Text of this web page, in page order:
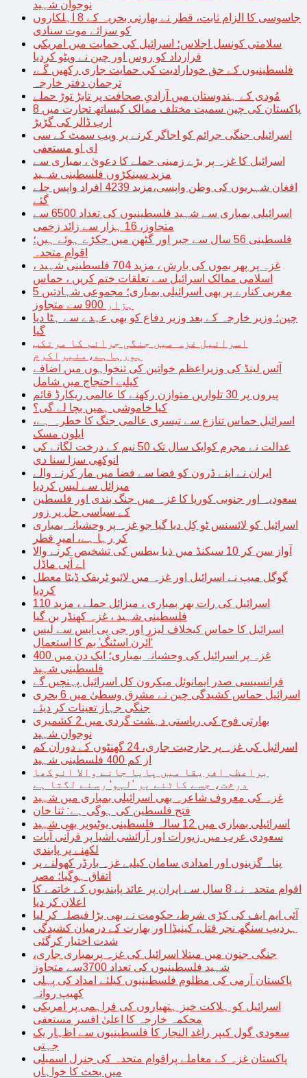
نوجوان شہید
جاسوسی کا الزام ثابت، قطر نے بھارتی بحریہ کے 8 اہلکاروں
کو سزائے موت سنادی
سلامتی کونسل اجلاس؛ اسرائیل کی حمایت میں امریکی
قرارداد کو روس اور چین نے ویٹو کردیا
فلسطینیوں کے حق خودارادیت کی حمایت جاری رکھیں گے،
ترجمان دفتر خارجہ
مُودی کے ہندوستان میں آزادیِ صحافت پر تابڑ توڑ حملے
پاکستان کی چین سمیت مختلف ممالک کیساتھ تجارت میں 8
ارب ڈالر کی گڑبڑ
اسرائیلی جنگی جرائم کو اجاگر کرنے پر ویب سمٹ کے سی
ای او مستعفی
اسرائیل کا غزہ پر بڑے زمینی حملے کا دعویٰ ، بمباری سے
مزید سینکڑوں فلسطینی شہید
افغان شہریوں کی وطن واپسی،مزید 4239 افراد واپس چلے
گئے
اسرائیلی بمباری سے شہید فلسطینیوں کی تعداد 6500 سے
متجاوز، 16 ہزار سے زائد زخمی
فلسطینی 56 سال سے جبر اور گٹھن میں جکڑے ہوئے ہیں؛
اقوامِ متحدہ
غزہ پر پھر بموں کی بارش ، مزید 704 فلسطینی شہید ،
اسلامی ممالک اسرائیل سے تعلقات ختم کریں ، حماس
مغربی کنارے پر بھی اسرائیلی بمباری؛ مجموعی شہادتیں 5
ہزار 900 سے متجاوز
چین؛ وزیر خارجہ کے بعد وزیر دفاع کو بھی عہدے سے ہٹا دیا
گیا
اسرائیل غزہ میں جنگی جرائم کا مرتکب
ہورہاہے،منیراکرم
آئس لینڈ کی وزیراعظم خواتین کی تنخواہوں میں اضافے
کیلیے احتجاج میں شامل
پیروں پر 30 تلواریں متوازن رکھنے کا عالمی ریکارڈ قائم
کیا خاموشی ہمیں بچا لے گی؟
اسرائیل حماس تنازع سے تیسری عالمی جنگ کا خطرہ ہے،
ایلون مسک
عدالت نے مجرم کوایک سال تک 50 نیم کے درخت لگانے کی
انوکھی سزا سنا دی
ایران نے اپنے ڈرون کو فضا سے فضا میں مار کرنے والے
میزائل سے لیس کردیا
سعودیہ اور جنوبی کوریا کا غزہ میں جنگ بندی اور فلسطین
کے سیاسی حل پر زور
اسرائیل کو لائسنس ٹو کِل دیا گیا جو غزہ پر وحشیانہ بمباری
کر رہا ہے، امیرِ قطر
آواز سن کر 10 سیکنڈ میں ذیا بیطس کی تشخیص کرنے والا
اے آئی ماڈل
گوگل میپ نے اسرائیل اور غزہ میں لائیو ٹریفک ڈیٹا معطل
کردیا
اسرائیل کی رات بھر بمباری ، میزائل حملے ، مزید 110
فلسطینی شہید ، غزہ کھنڈر بن گیا
اسرائیل کا حماس کیخلاف لیزر اور جی پی ایس سے لیس
‘آئرن اسٹنگ’ بم کا استعمال
غزہ پر اسرائیل کی وحشیانہ بمباری؛ ایک دن میں 400
فلسطینی شہید
فرانسیسی صدر ایمانوئل میکرون کل اسرائیل پہنچیں گے
اسرائیل حماس کشیدگی چین نے مشرق وسطیٰ میں 6 بحری
جنگی جہاز تعینات کر دیئے
بھارتی فوج کی ریاستی دہشت گردی میں 2 کشمیری
نوجوان شہید
اسرائیل کی غزہ پر جارحیت جاری، 24 گھنٹوں کے دوران کم
از کم 400 فلسطینی شہید
براعظم افریقا میں پایا جانے والا انوکھا
درخت، جسے کاٹنے پر ’لہو‘ رسنے لگتا ہے
غزہ کی معروف شاعرہ بھی اسرائیلی بمباری میں شہید
فتح فلسطین کی ہوگی ہے: ثنا خان
اسرائیلی بمباری میں 12 سالہ فلسطینی یوٹیوبر بھی شہید
سعودی عرب میں زیورات اور آرائشی اشیا پر قرآنی آیات
لکھنے پر پابندی
پناہ گزینوں اور امدادی سامان کیلیے غزہ بارڈر کھولنے پر
اتفاق ہوگیا؛ مصر
اقوام متحدہ نے 8 سال سے ایران پر عائد پابندیوں کے خاتمے کا
اعلان کر دیا
آئی ایم ایف کی کڑی شرط، حکومت نے بھی بڑا فیصلہ کر لیا
ہردیپ سنگھ نجر قتل، کینیڈا اور بھارت کے درمیان کشیدگی
شدت اختیار کرگئی
جنگی جنون میں مبتلا اسرائیل کی غزہ پربمباری جاری،
شہید فلسطینیوں کی تعداد 3700سے متجاوز
پاکستان آرمی کی مظلوم فلسطینیوں کیلئے امداد کی پہلی
کھیپ روانہ
اسرائیل کو ہلاکت خیز ہتھیاروں کی فراہمی پر امریکی
محکمہ خارجہ کا اعلیٰ افسر مستعفی
سعودی گول کیپر راغد النجار کا فلسطینیوں سے اظہار یک
جہتی
پاکستان غزہ کے معاملے پراقوام متحدہ کی جنرل اسمبلی
میں بحث کا خواہاں